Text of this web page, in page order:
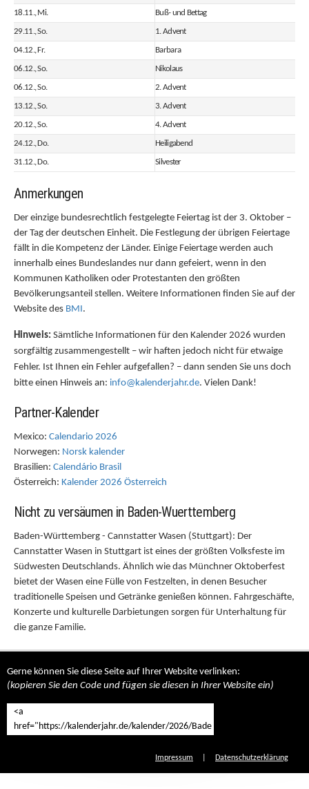
18.11., Mi. Buß- und Bettag
29.11., So. 1. Advent
04.12., Fr. Barbara
06.12., So. Nikolaus
06.12., So. 2. Advent
13.12., So. 3. Advent
20.12., So. 4. Advent
24.12., Do. Heiligabend
31.12., Do. Silvester
Anmerkungen
Der einzige bundesrechtlich festgelegte Feiertag ist der 3. Oktober –
der Tag der deutschen Einheit. Die Festlegung der übrigen Feiertage
fällt in die Kompetenz der Länder. Einige Feiertage werden auch
innerhalb eines Bundeslandes nur dann gefeiert, wenn in den
Kommunen Katholiken oder Protestanten den größten
Bevölkerungsanteil stellen. Weitere Informationen finden Sie auf der
Website des BMI.
Hinweis: Sämtliche Informationen für den Kalender 2026 wurden
sorgfältig zusammengestellt – wir haften jedoch nicht für etwaige
Fehler. Ist Ihnen ein Fehler aufgefallen? – dann senden Sie uns doch
bitte einen Hinweis an: info@kalenderjahr.de. Vielen Dank!
Partner-Kalender
Mexico: Calendario 2026
Norwegen: Norsk kalender
Brasilien: Calendário Brasil
Österreich: Kalender 2026 Österreich
Nicht zu versäumen in Baden-Wuerttemberg
Baden-Württemberg - Cannstatter Wasen (Stuttgart): Der
Cannstatter Wasen in Stuttgart ist eines der größten Volksfeste im
Südwesten Deutschlands. Ähnlich wie das Münchner Oktoberfest
bietet der Wasen eine Fülle von Festzelten, in denen Besucher
traditionelle Speisen und Getränke genießen können. Fahrgeschäfte,
Konzerte und kulturelle Darbietungen sorgen für Unterhaltung für
die ganze Familie.
Gerne können Sie diese Seite auf Ihrer Website verlinken:
(kopieren Sie den Code und fügen sie diesen in Ihrer Website ein)
Impressum Datenschutzerklärung